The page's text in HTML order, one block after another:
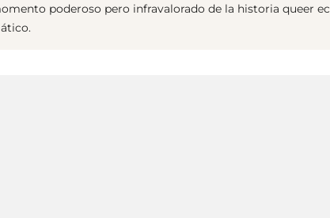
poderoso pero infravalorado de la historia queer